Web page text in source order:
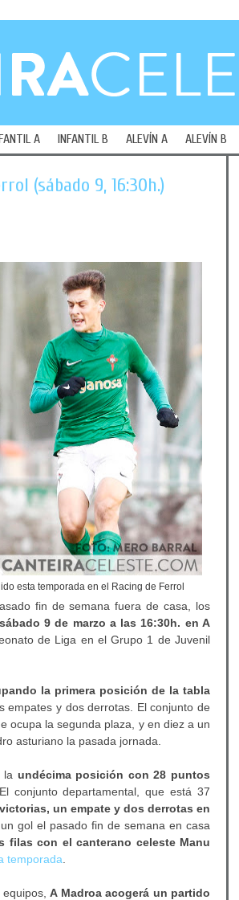
A INFANTIL B ALEVÍN A ALEVÍN B
(sábado 9, 16:30h.)
esta temporada en el Racing de Ferrol
fin de semana fuera de casa, los
9 de marzo a las 16:30h. en A
de Liga en el Grupo 1 de Juvenil
la primera posición de la tabla
empates y dos derrotas. El conjunto de
ocupa la segunda plaza, y en diez a un
asturiano la pasada jornada.
la undécima posición con 28 puntos
conjunto departamental, que está 37
un empate y dos derrotas en
gol el pasado fin de semana en casa
filas con el canterano celeste Manu
temporada
equipos,A Madroa acogerá un partido